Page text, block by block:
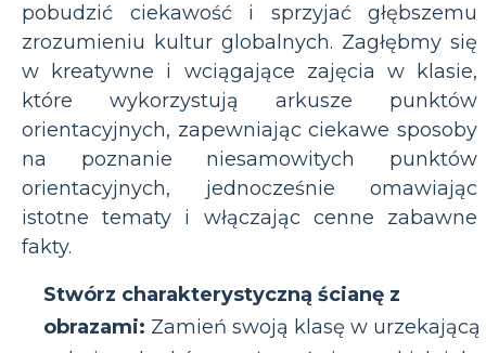
pobudzić ciekawość i sprzyjać głębszemu
zrozumieniu kultur globalnych. Zagłębmy się
w kreatywne i wciągające zajęcia w klasie,
które wykorzystują arkusze punktów
orientacyjnych, zapewniając ciekawe sposoby
na poznanie niesamowitych punktów
orientacyjnych, jednocześnie omawiając
istotne tematy i włączając cenne zabawne
fakty.
Stwórz charakterystyczną ścianę z
obrazami: Zamień swoją klasę w urzekającą